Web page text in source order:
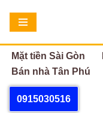
Chuyển
tới
nội
dung
Mặt tiền Sài Gòn
Bán nhà Tân Phú
0915030516